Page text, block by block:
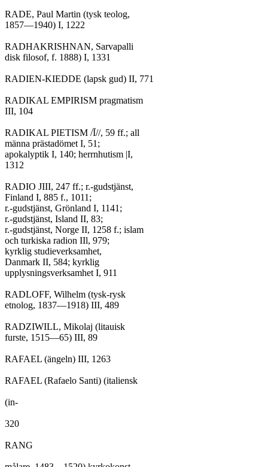
RADE, Paul Martin (tysk teolog,
1857—1940) I, 1222
RADHAKRISHNAN, Sarvapalli
disk filosof, f. 1888) I, 1331
RADIEN-KIEDDE (lapsk gud) II, 771
RADIKAL EMPIRISM pragmatism
III, 104
RADIKAL PIETISM /Ī//, 59 ff.; all
männa prästadömet I, 51;
apokalyptik I, 140; herrnhutism |I,
1312
RADIO JIII, 247 ff.; r.-gudstjänst,
Finland I, 885 f., 1011;
r.-gudstjänst, Grönland I, 1141;
r.-gudstjänst, Island II, 83;
r.-gudstjänst, Norge II, 1258 f.; islam
och turkiska radion IIl, 979;
kyrklig studieverksamhet,
Danmark II, 584; kyrklig
upplysningsverksamhet I, 911
RADLOFF, Wilhelm (tysk-rysk
etnolog, 1837—1918) III, 489
RADZIWILL, Mikolaj (litauisk
furste, 1515—65) III, 89
RAFAEL (ängeln) III, 1263
RAFAEL (Rafaelo Santi) (italiensk
(in-
320
RANG